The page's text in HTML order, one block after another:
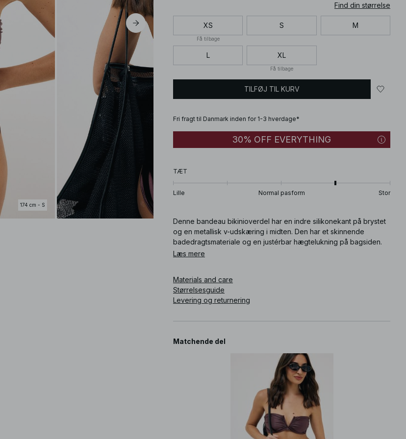
174 cm - S
Find din størrelse
XS
Få tilbage
S M
L XL
Få tilbage
TILFØJ TIL KURV
Fri fragt til Danmark inden for 1-3 hverdage*
30% OFF EVERYTHING
TÆT
Lille Normal pasform Stor
Denne bandeau bikinioverdel har en indre silikonekant på brystet
og en metallisk v-udskæring i midten. Den har et skinnende
badedragtsmateriale og en justérbar hægtelukning på bagsiden.
Læs mere
Materials and care
Størrelsesguide
Levering og returnering
Matchende del